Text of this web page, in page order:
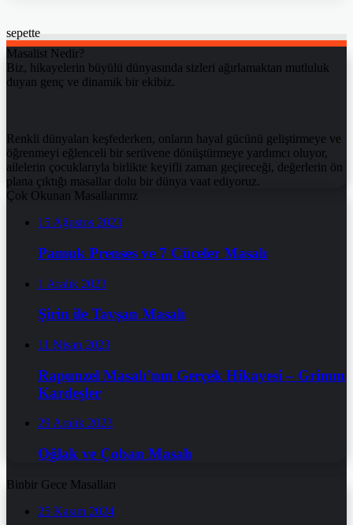
sepette
Masalist Nedir?
Biz, hikayelerin büyülü dünyasında sizleri ağırlamaktan mutluluk
duyan genç ve dinamik bir ekibiz.
Renkli dünyaları keşfederken, onların hayal gücünü geliştirmeye ve
öğrenmeyi eğlenceli bir serüvene dönüştürmeye yardımcı oluyor,
ailelerin çocuklarıyla birlikte keyifli zaman geçireceği, değerlerin ön
plana çıktığı masallar dolu bir dünya vaat ediyoruz.
Çok Okunan Masallarımız
15 Ağustos 2023
Pamuk Prenses ve 7 Cüceler Masalı
1 Aralık 2023
Şirin ile Tavşan Masalı
11 Nisan 2023
Rapunzel Masalı’nın Gerçek Hikayesi – Grimm
Kardeşler
29 Aralık 2023
Oğlak ve Çoban Masalı
Binbir Gece Masalları
25 Kasım 2024